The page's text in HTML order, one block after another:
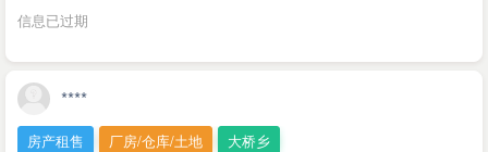
信息已过期
****
房产租售 厂房/仓库/土地 大桥乡